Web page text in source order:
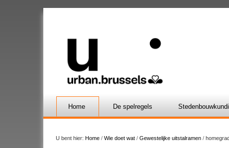
Home De spelregels
U bent hier: Home / Wie doet wat / Gewestelijke uitstalramen /